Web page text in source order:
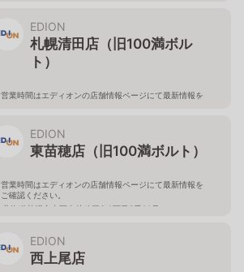
EDION
札幌清田店（旧100満ボル
ト）
営業時間はエディオンの店舗情報ページにて最新情報を
EDION
東苗穂店（旧100満ボルト）
営業時間はエディオンの店舗情報ページにて最新情報を
ご確認ください。
北海道札幌市東区東苗穂三条2丁目5番20号
EDION
西上尾店